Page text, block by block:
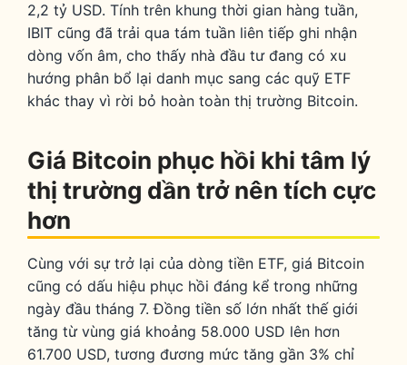
2,2 tỷ USD. Tính trên khung thời gian hàng tuần,
IBIT cũng đã trải qua tám tuần liên tiếp ghi nhận
dòng vốn âm, cho thấy nhà đầu tư đang có xu
hướng phân bổ lại danh mục sang các quỹ ETF
khác thay vì rời bỏ hoàn toàn thị trường Bitcoin.
Giá Bitcoin phục hồi khi tâm lý
thị trường dần trở nên tích cực
hơn
Cùng với sự trở lại của dòng tiền ETF, giá Bitcoin
cũng có dấu hiệu phục hồi đáng kể trong những
ngày đầu tháng 7. Đồng tiền số lớn nhất thế giới
tăng từ vùng giá khoảng 58.000 USD lên hơn
61.700 USD, tương đương mức tăng gần 3% chỉ